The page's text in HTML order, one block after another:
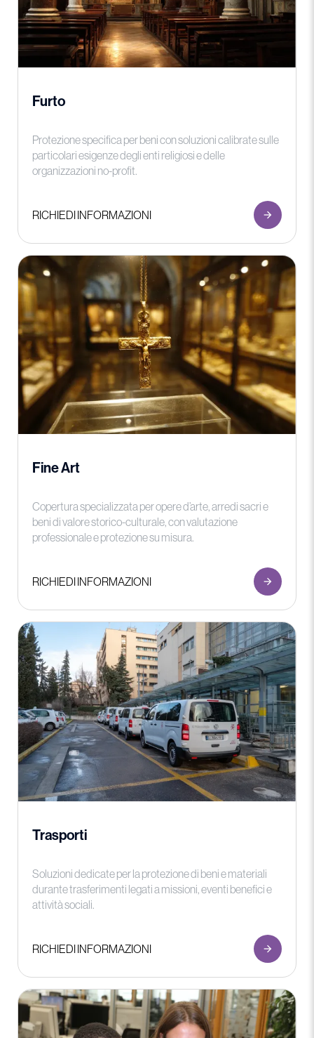
Furto
Protezione specifica per beni con soluzioni calibrate sulle
particolari esigenze degli enti religiosi e delle
organizzazioni no-profit.
RICHIEDI INFORMAZIONI
Fine Art
Copertura specializzata per opere d’arte, arredi sacri e
beni di valore storico-culturale, con valutazione
professionale e protezione su misura.
RICHIEDI INFORMAZIONI
Trasporti
Soluzioni dedicate per la protezione di beni e materiali
durante trasferimenti legati a missioni, eventi benefici e
attività sociali.
RICHIEDI INFORMAZIONI